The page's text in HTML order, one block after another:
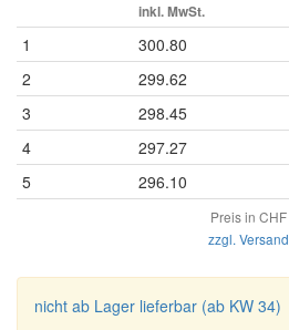
inkl. MwSt.
1 300.80
2 299.62
3 298.45
4 297.27
5 296.10
Preis in CHF
zzgl. Versand
nicht ab Lager lieferbar (ab KW 34)